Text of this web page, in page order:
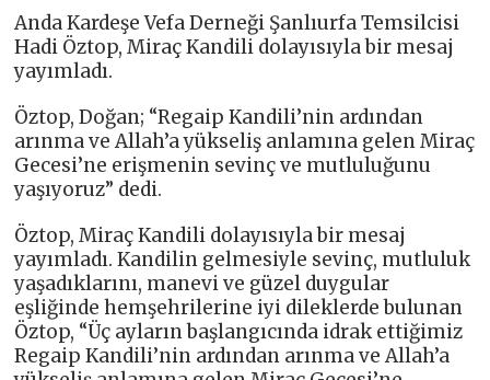
Anda Kardeşe Vefa Derneği Şanlıurfa Temsilcisi
Hadi Öztop, Miraç Kandili dolayısıyla bir mesaj
yayımladı.
Öztop, Doğan; “Regaip Kandili’nin ardından
arınma ve Allah’a yükseliş anlamına gelen Miraç
Gecesi’ne erişmenin sevinç ve mutluluğunu
yaşıyoruz” dedi.
Öztop, Miraç Kandili dolayısıyla bir mesaj
yayımladı. Kandilin gelmesiyle sevinç, mutluluk
yaşadıklarını, manevi ve güzel duygular
eşliğinde hemşehrilerine iyi dileklerde bulunan
Öztop, “Üç ayların başlangıcında idrak ettiğimiz
Regaip Kandili’nin ardından arınma ve Allah’a